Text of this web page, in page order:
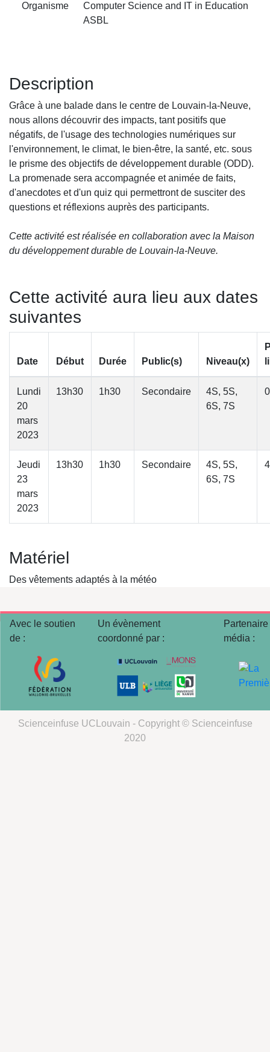
Organisme
Computer Science and IT in Education
ASBL
Description
Grâce à une balade dans le centre de Louvain-la-Neuve,
nous allons découvrir des impacts, tant positifs que
négatifs, de l'usage des technologies numériques sur
l'environnement, le climat, le bien-être, la santé, etc. sous
le prisme des objectifs de développement durable (ODD).
La promenade sera accompagnée et animée de faits,
d'anecdotes et d'un quiz qui permettront de susciter des
questions et réflexions auprès des participants.
Cette activité est réalisée en collaboration avec la Maison
du développement durable de Louvain-la-Neuve.
Cette activité aura lieu aux dates
suivantes
Date Début Durée Public(s) Niveau(x)
Lundi
20
mars
2023
13h30 1h30 Secondaire
4S, 5S,
6S, 7S
0
Jeudi
23
mars
2023
13h30 1h30 Secondaire
4S, 5S,
6S, 7S
4
Matériel
Des vêtements adaptés à la météo
Avec le soutien
de :
Un évènement
coordonné par :
Partenaire
média :
Scienceinfuse UCLouvain - Copyright © Scienceinfuse
2020